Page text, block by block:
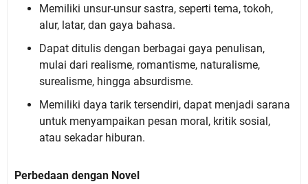
Memiliki unsur-unsur sastra, seperti tema, tokoh,
alur, latar, dan gaya bahasa.
Dapat ditulis dengan berbagai gaya penulisan,
mulai dari realisme, romantisme, naturalisme,
surealisme, hingga absurdisme.
Memiliki daya tarik tersendiri, dapat menjadi sarana
untuk menyampaikan pesan moral, kritik sosial,
atau sekadar hiburan.
Perbedaan dengan Novel